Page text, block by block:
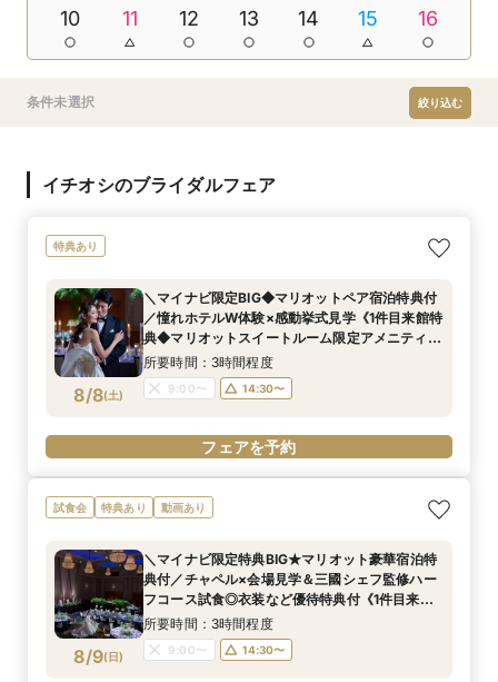
10 11 12 13 14 15 16
条件未選択 絞り込む
イチオシのブライダルフェア
特典あり
8/8(土)
＼マイナビ限定BIG◆マリオットペア宿泊特典付
／憧れホテルW体験×感動挙式見学《1件目来館特
典◆マリオットスイートルーム限定アメニティ一
式プレゼント♪》
所要時間：3時間程度
9:00〜 14:30〜
フェアを予約
試食会 特典あり 動画あり
8/9(日)
＼マイナビ限定特典BIG★マリオット豪華宿泊特
典付／チャペル×会場見学＆三國シェフ監修ハー
フコース試食◎衣装など優待特典付《1件目来館
特典で大人気ブランド「ミラーハリス」のバス
セットをプレゼント★》
所要時間：3時間程度
9:00〜 14:30〜